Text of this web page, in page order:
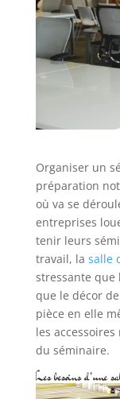
Organiser un
préparation
où va se
entreprises
tenir leurs
travail, la salle
stressante que
que le décor
pièce en elle
les
du séminaire.
Les besoins d’une